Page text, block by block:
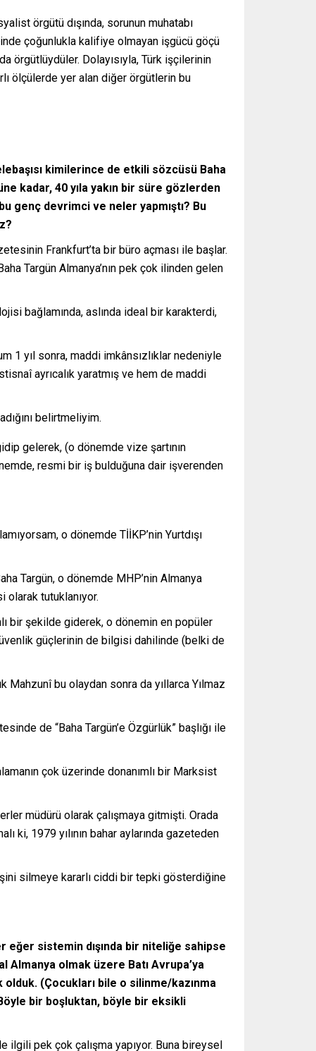
örgütü dışında, sorunun muhatabı
çoğunlukla kalifiye olmayan işgücü göçü
örgütlüydüler. Dolayısıyla, Türk işçilerinin
ölçülerde yer alan diğer örgütlerin bu
kimilerince de etkili sözcüsü Baha
kadar, 40 yıla yakın bir süre gözlerden
genç devrimci ve neler yapmıştı? Bu
Frankfurt’ta bir büro açması ile başlar.
Targün Almanya’nın pek çok ilinden gelen
bağlamında, aslında ideal bir karakterdi,
1 yıl sonra, maddi imkânsızlıklar nedeniyle
ayrıcalık yaratmış ve hem de maddi
belirtmeliyim.
gelerek, (o dönemde vize şartının
resmi bir iş bulduğuna dair işverenden
o dönemde TİİKP’nin Yurtdışı
Targün, o dönemde MHP’nin Almanya
olarak tutuklanıyor.
bir şekilde giderek, o dönemin en popüler
güçlerinin de bilgisi dahilinde (belki de
bu olaydan sonra da yıllarca Yılmaz
de “Baha Targün’e Özgürlük” başlığı ile
çok üzerinde donanımlı bir Marksist
müdürü olarak çalışmaya gitmişti. Orada
ki, 1979 yılının bahar aylarında gazeteden
silmeye kararlı ciddi bir tepki gösterdiğine
eğer sistemin dışında bir niteliğe sahipse
olmak üzere Batı Avrupa’ya
(Çocukları bile o silinme/kazınma
bir boşluktan, böyle bir eksikli
ilgili pek çok çalışma yapıyor. Buna bireysel